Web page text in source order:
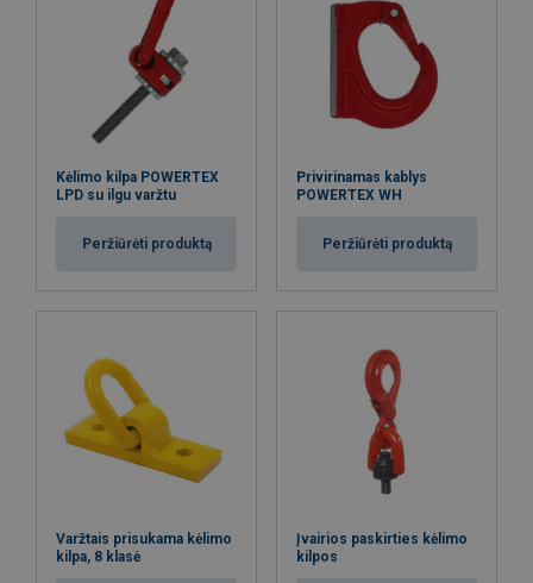
Kėlimo kilpa POWERTEX
LPD su ilgu varžtu
Peržiūrėti produktą
Privirinamas kablys
POWERTEX WH
Peržiūrėti produktą
Varžtais prisukama kėlimo
kilpa, 8 klasė
Įvairios paskirties kėlimo
kilpos